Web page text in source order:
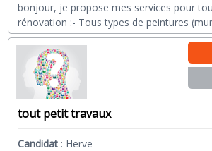
bonjour, je propose mes services pour
rénovation :- Tous types de peintures
tout petit travaux
Candidat : Herve